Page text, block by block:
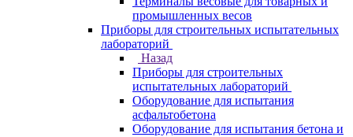
промышленных весов
Приборы для строительных испытательных
лабораторий
Назад
Приборы для строительных
испытательных лабораторий
Оборудование для испытания
асфальтобетона
Оборудование для испытания бетона и